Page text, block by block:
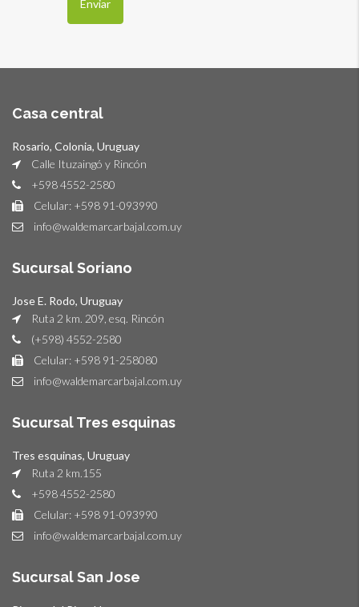
Casa central
Rosario, Colonia, Uruguay
Calle Ituzaingó y Rincón
+598 4552-2580
Celular: +598 91-093990
info@waldemarcarbajal.com.uy
Sucursal Soriano
Jose E. Rodo, Uruguay
Ruta 2 km. 209, esq. Rincón
(+598) 4552-2580
Celular: +598 91-258080
info@waldemarcarbajal.com.uy
Sucursal Tres esquinas
Tres esquinas, Uruguay
Ruta 2 km.155
+598 4552-2580
Celular: +598 91-093990
info@waldemarcarbajal.com.uy
Sucursal San Jose